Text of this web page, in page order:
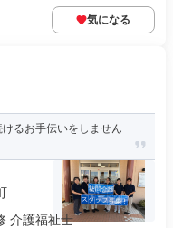
気になる
るお手伝いをしません
介護福祉士